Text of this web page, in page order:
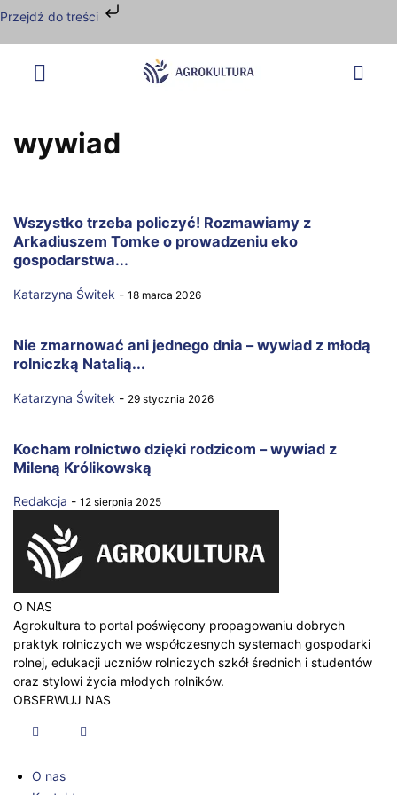
Przejdź do treści
wywiad
Wszystko trzeba policzyć! Rozmawiamy z
Arkadiuszem Tomke o prowadzeniu eko
gospodarstwa...
Katarzyna Świtek - 18 marca 2026
Nie zmarnować ani jednego dnia – wywiad z młodą
rolniczką Natalią...
Katarzyna Świtek - 29 stycznia 2026
Kocham rolnictwo dzięki rodzicom – wywiad z
Mileną Królikowską
Redakcja - 12 sierpnia 2025
O NAS
Agrokultura to portal poświęcony propagowaniu dobrych
praktyk rolniczych we współczesnych systemach gospodarki
rolnej, edukacji uczniów rolniczych szkół średnich i studentów
oraz stylowi życia młodych rolników.
OBSERWUJ NAS
O nas